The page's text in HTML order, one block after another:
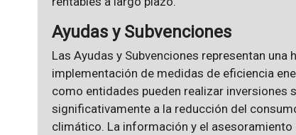
Ayudas y Subvenciones
Las Ayudas y Subvenciones representan
implementación de medidas de eficiencia
como entidades pueden realizar inversiones
significativamente a la reducción del
climático. La información y el